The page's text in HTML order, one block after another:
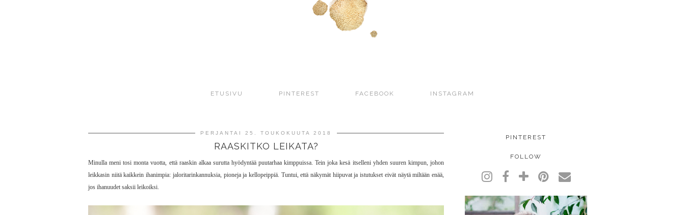
ETUSIVU PINTEREST FACEBOOK INSTAGRAM
PERJANTAI 25. TOUKOKUUTA 2018
RAASKITKO LEIKATA?
Minulla meni tosi monta vuotta, että raaskin alkaa surutta hyödyntää puutarhaa kimppuissa. Tein joka kesä itselleni yhden suuren kimpun, johon
leikkasin niitä kaikkein ihanimpia: jaloritarinkannuksia, pioneja ja kellopeippiä. Tuntui, että näkymät hiipuvat ja istutukset eivät näytä miltään enää,
jos ihanuudet saksii leikoiksi.
PINTEREST
FOLLOW